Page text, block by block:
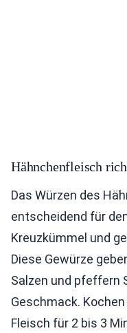
Hähnchenfleisch
Das Würzen des
entscheidend für
Kreuzkümmel und
Diese Gewürze
Salzen und pfeffern
Geschmack.
Fleisch für 2 bis 3